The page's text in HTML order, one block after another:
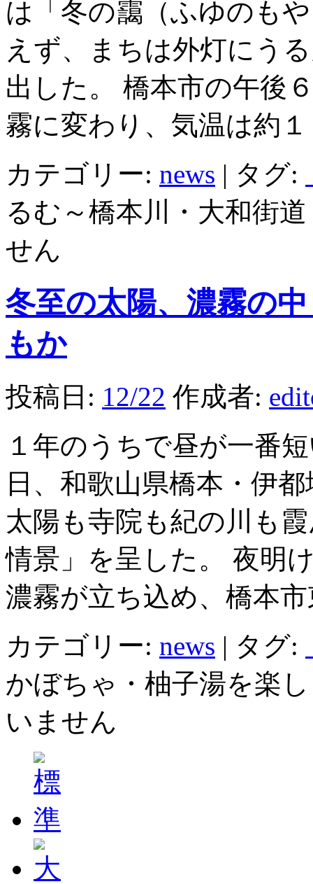
は「冬の靄（ふゆのも
えず、まちは外灯にう
出した。 橋本市の午後
霧に変わり、気温は約
カテゴリー: news | タグ:
るむ～橋本川・大和街
せん
冬至の太陽、濃霧の
もか
投稿日: 12/22 作成者:
１年のうちで昼が一番
日、和歌山県橋本・伊
太陽も寺院も紀の川も
情景」を呈した。 夜明
濃霧が立ち込め、橋本
カテゴリー: news | タグ:
かぼちゃ・柚子湯を楽
いません